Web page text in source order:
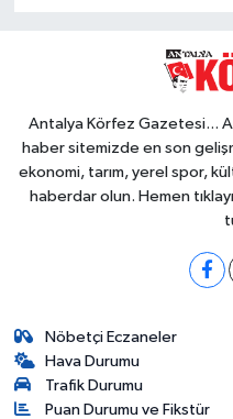
Antalya Körfez Gazetesi...
haber sitemizde en son
ekonomi, tarım, yerel spor,
haberdar olun. Hemen
Nöbetçi Eczaneler
Hava Durumu
Trafik Durumu
Puan Durumu ve Fikstür